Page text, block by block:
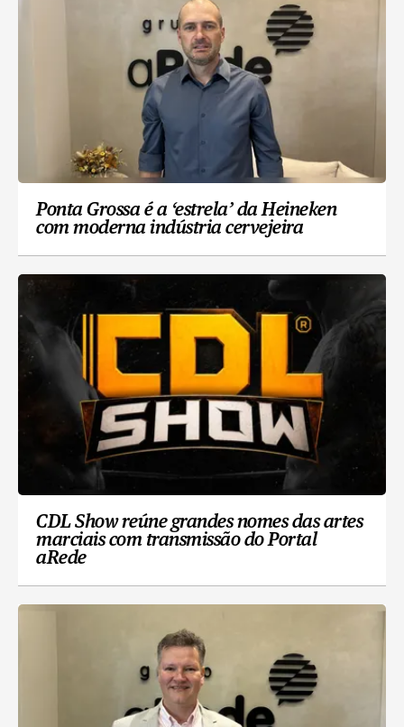
Ponta Grossa é a ‘estrela’ da Heineken
com moderna indústria cervejeira
CDL Show reúne grandes nomes das artes
marciais com transmissão do Portal
aRede